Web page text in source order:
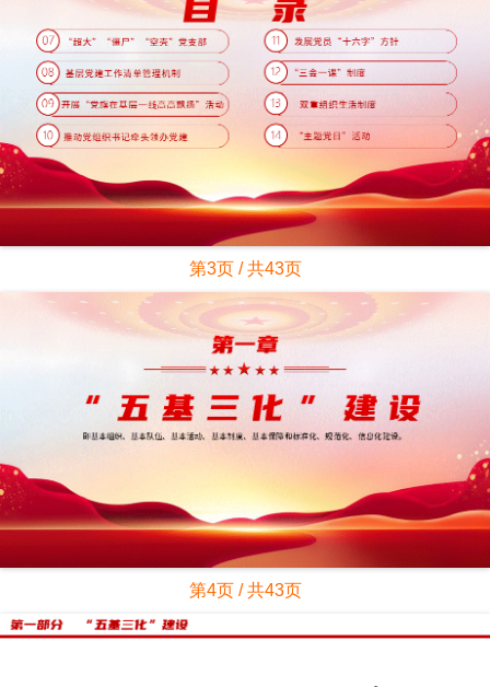
第3页 / 共43页
第4页 / 共43页